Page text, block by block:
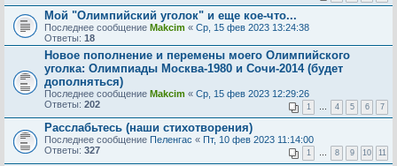
Мой "Олимпийский уголок" и еще кое-что...
Последнее сообщение Makcim « Ср, 15 фев 2023 13:24:38
Ответы: 18
Новое пополнение и перемены моего Олимпийского
уголка: Олимпиады Москва-1980 и Сочи-2014 (будет
дополняться)
Последнее сообщение Makcim « Ср, 15 фев 2023 12:29:26
Ответы: 202 1 … 4 5 6 7
Расслабьтесь (наши стихотворения)
Последнее сообщение Пеленгас « Пт, 10 фев 2023 11:14:00
Ответы: 327 1 … 8 9 10 11